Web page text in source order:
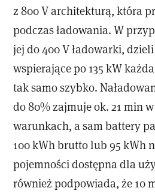
z 800 V architekturą, która
podczas ładowania. W
jej do 400 V ładowarki,
wspierające po 135 kW
tak samo szybko.
do 80% zajmuje ok. 21 min
warunkach, a sam battery
100 kWh brutto lub 95 kWh
pojemności dostępna dla
również podpowiada, że 10